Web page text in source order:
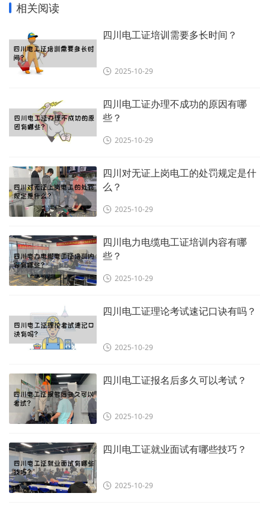
相关阅读
四川电工证培训需要多长时间？
2025-10-29
四川电工证办理不成功的原因有哪
些？
2025-10-29
四川对无证上岗电工的处罚规定是什
么？
2025-10-29
四川电力电缆电工证培训内容有哪
些？
2025-10-29
四川电工证理论考试速记口诀有吗？
2025-10-29
四川电工证报名后多久可以考试？
2025-10-29
四川电工证就业面试有哪些技巧？
2025-10-29